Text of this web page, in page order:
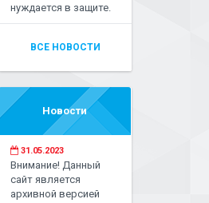
нуждается в защите.
ВСЕ НОВОСТИ
Новости
31.05.2023
Внимание! Данный
сайт является
архивной версией